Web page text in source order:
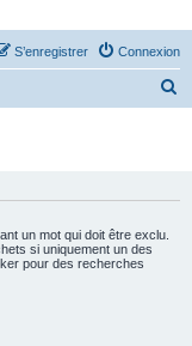
Connexion
S’enregistrer
e
un mot qui doit être exclu.
si uniquement un des
pour des recherches